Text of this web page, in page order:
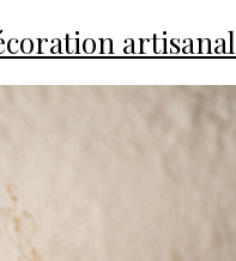
artisanal